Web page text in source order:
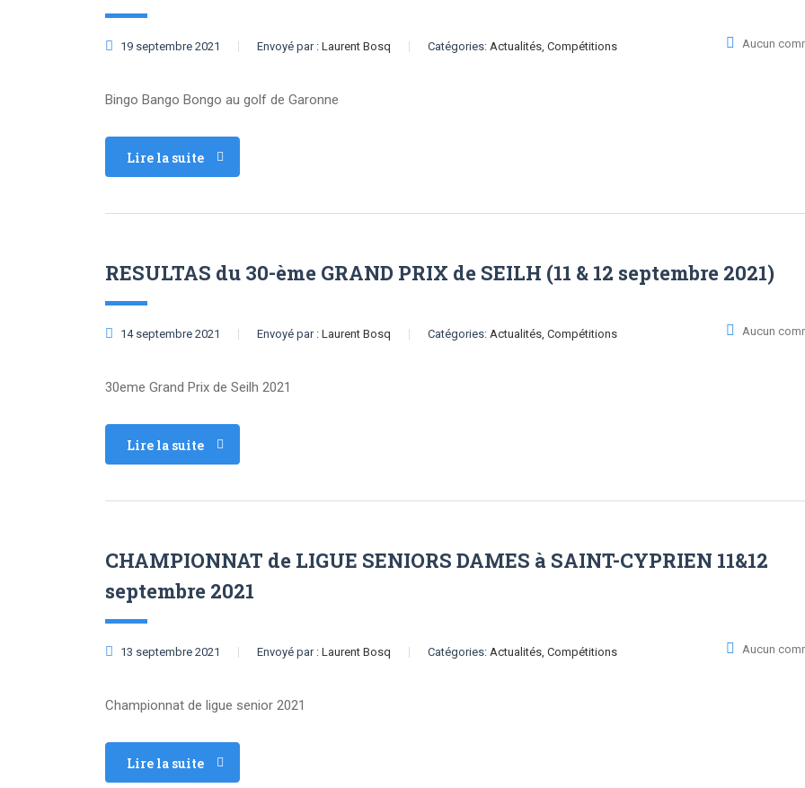
19 septembre 2021 Envoyé par : Laurent Bosq Catégories: Actualités, Compétitions Aucun
Bingo Bango Bongo au golf de Garonne
Lire la suite
RESULTAS du 30-ème GRAND PRIX de SEILH (11 & 12 septembre 2021)
14 septembre 2021 Envoyé par : Laurent Bosq Catégories: Actualités, Compétitions Aucun
30eme Grand Prix de Seilh 2021
Lire la suite
CHAMPIONNAT de LIGUE SENIORS DAMES à SAINT-CYPRIEN 11&12
septembre 2021
13 septembre 2021 Envoyé par : Laurent Bosq Catégories: Actualités, Compétitions Aucun
Championnat de ligue senior 2021
Lire la suite